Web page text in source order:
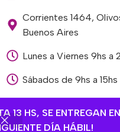
13 HS, SE ENTREGAN
DÍA HÁBIL!
Corrientes 1464,
Buenos Aires
Lunes a Viernes 9hs a
Sábados de 9hs a 15hs